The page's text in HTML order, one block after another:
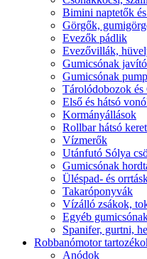
Bimini naptetők
Görgők,
Evezők pádlik
Evezővillák,
Gumicsónak
Gumicsónak
Tárolódobozok és
Első és hátsó
Kormányállások
Rollbar hátsó
Vízmerők
Utánfutó Sólya
Gumicsónak
Üléspad- és
Takaróponyvák
Vízálló zsákok,
Egyéb
Spanifer, gurtni,
Robbanómotor
Anódok